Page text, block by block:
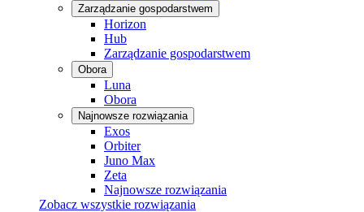
Zarządzanie gospodarstwem
Horizon
Hub
Zarządzanie gospodarstwem
Obora
Luna
Obora
Najnowsze rozwiązania
Exos
Orbiter
Juno Max
Zeta
Najnowsze rozwiązania
Zobacz wszystkie rozwiązania